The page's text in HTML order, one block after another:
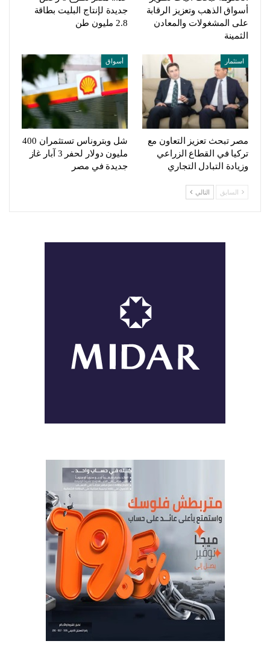
أسواق الذهب وتعزيز الرقابة
على المشغولات والمعادن
الثمينة
جديدة لإنتاج البليت بطاقة
2.8 مليون طن
استثمار
مصر تبحث تعزيز التعاون مع
تركيا في القطاع الزراعي
وزيادة التبادل التجاري
أسواق
شل وبتروناس تستثمران 400
مليون دولار لحفر 3 آبار غاز
جديدة في مصر
السابق التالي